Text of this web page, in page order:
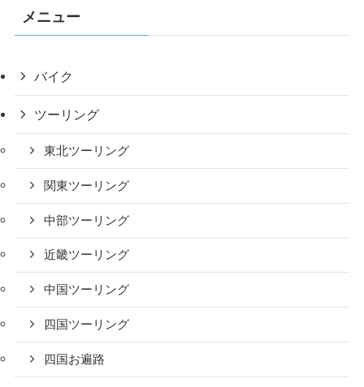
メニュー
バイク
ツーリング
東北ツーリング
関東ツーリング
中部ツーリング
近畿ツーリング
中国ツーリング
四国ツーリング
四国お遍路